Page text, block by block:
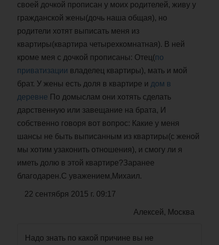
своей дочкой прописан у моих родителей, живу у
гражданской жены(дочь наша общая), но
родители хотят выписать меня из
квартиры(квартира четырехкомнатная). В ней
кроме мея с дочкой прописаны: Отец(по
приватизации владелец квартиры), мать и мой
брат. У жены есть доля в квартире и дом в
деревне По домыслам они хотять сделать
дарственную или завещание на брата, И
собственно говоря вот вопрос: Какие у меня
шансы не быть выписанным из квартиры(с женой
мы хотим узаконить отношения), и смогу ли я
иметь долю в этой квартире?Заранее
благодарен.С уважением,Михаил.
22 сентября 2015 г. 09:17
Алексей, Москва
Надо знать по какой причине вы не